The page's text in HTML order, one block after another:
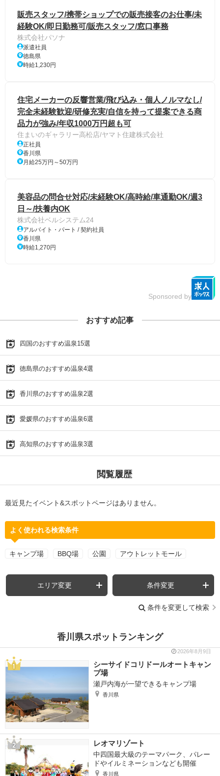
販売スタッフ/携帯ショップでの販売接客のお仕事/未
経験OK/即日勤務可/販売スタッフ/窓口事務
株式会社パソナ
派遣社員
徳島県
時給1,230円
住宅メーカーの反響営業/飛び込み・個人ノルマなし/
完全未経験歓迎/研修充実/自信を持って提案できる商
品力が強み/年収1000万円超も可
住まいのギャラリー高松店/ヤマト住建株式会社
正社員
香川県
月給25万円～50万円
美容品の問合せ対応/未経験OK/高時給/車通勤OK/週3
日～/扶養内OK
株式会社ベルシステム24
アルバイト・パート / 契約社員
香川県
時給1,270円
Sponsored by
おすすめ記事
四国のおすすめ温泉15選
徳島県のおすすめ温泉4選
香川県のおすすめ温泉2選
愛媛県のおすすめ温泉6選
高知県のおすすめ温泉3選
閲覧履歴
最近見たイベント&スポットページはありません。
よく使われる検索条件
キャンプ場 BBQ場 公園 アウトレットモール
エリア変更 条件変更
条件を変更して検索
香川県スポットランキング
2026年8月9日
シーサイドコリドールオートキャン
プ場
瀬戸内海が一望できるキャンプ場
香川県
レオマリゾート
中四国最大級のテーマパーク、パレー
ドやイルミネーションなども開催
香川県